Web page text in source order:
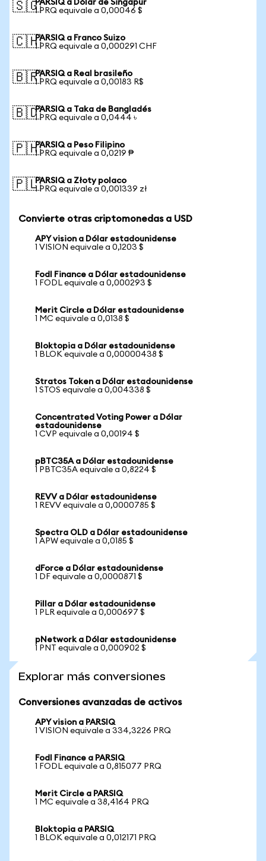
🇸🇬PARSIQ a Dólar de Singapur
1 PRQ equivale a 0,00046 $
🇨🇭PARSIQ a Franco Suizo
1 PRQ equivale a 0,000291 CHF
🇧🇷PARSIQ a Real brasileño
1 PRQ equivale a 0,00183 R$
🇧🇩PARSIQ a Taka de Bangladés
1 PRQ equivale a 0,0444 ৳
🇵🇭PARSIQ a Peso Filipino
1 PRQ equivale a 0,0219 ₱
🇵🇱PARSIQ a Złoty polaco
1 PRQ equivale a 0,001339 zł
Convierte otras criptomonedas a USD
APY vision a Dólar estadounidense
1 VISION equivale a 0,1203 $
Fodl Finance a Dólar estadounidense
1 FODL equivale a 0,000293 $
Merit Circle a Dólar estadounidense
1 MC equivale a 0,0138 $
Bloktopia a Dólar estadounidense
1 BLOK equivale a 0,00000438 $
Stratos Token a Dólar estadounidense
1 STOS equivale a 0,004338 $
Concentrated Voting Power a Dólar
estadounidense
1 CVP equivale a 0,00194 $
pBTC35A a Dólar estadounidense
1 PBTC35A equivale a 0,8224 $
REVV a Dólar estadounidense
1 REVV equivale a 0,0000785 $
Spectra OLD a Dólar estadounidense
1 APW equivale a 0,0185 $
dForce a Dólar estadounidense
1 DF equivale a 0,0000871 $
Pillar a Dólar estadounidense
1 PLR equivale a 0,000697 $
pNetwork a Dólar estadounidense
1 PNT equivale a 0,000902 $
Explorar más conversiones
Conversiones avanzadas de activos
APY vision a PARSIQ
1 VISION equivale a 334,3226 PRQ
Fodl Finance a PARSIQ
1 FODL equivale a 0,815077 PRQ
Merit Circle a PARSIQ
1 MC equivale a 38,4164 PRQ
Bloktopia a PARSIQ
1 BLOK equivale a 0,012171 PRQ